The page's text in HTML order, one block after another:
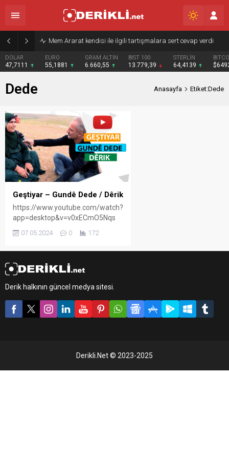
Mem Ararat kendisi ile ilgili tartışmalara sert cevap verdi
DOLAR
47,7111
EURO
55,1881
GRAM ALTIN
6.660,55
BIST 100
13.779,39
STERLİN
64,4139
Dede Anasayfa Etiket:Dede
Geştiyar – Gundê Dede / Dêrik
https://www.youtube.com/watch?
app=desktop&v=v0xECmO5Nqs
07.05.2024 0 172
Derik halkının güncel medya sitesi.
Derikli.Net © 2023-2025